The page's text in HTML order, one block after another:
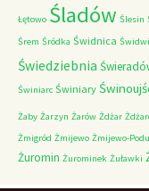
Łętowo Śladów Ślesin
Śrem Śródka Świdnica
Świedziebnia
Świniarc Świniary
Żaby Żarzyn Żarów Żdżar
Żmigród Żmijewo Żmijewo-
Żuromin Żurominek Żuławki